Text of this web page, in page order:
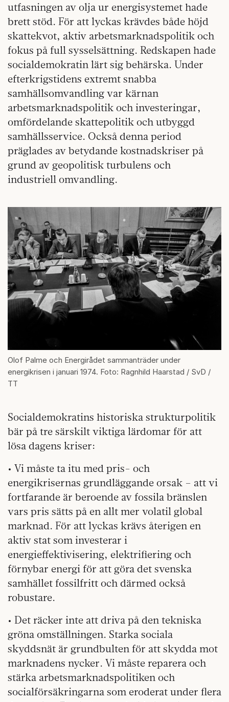
utfasningen av olja ur energisystemet hade
brett stöd. För att lyckas krävdes både höjd
skattekvot, aktiv arbetsmarknadspolitik och
fokus på full sysselsättning. Redskapen hade
socialdemokratin lärt sig behärska. Under
efterkrigstidens extremt snabba
samhällsomvandling var kärnan
arbetsmarknadspolitik och investeringar,
omfördelande skattepolitik och utbyggd
samhällsservice. Också denna period
präglades av betydande kostnadskriser på
grund av geopolitisk turbulens och
industriell omvandling.
Olof Palme och Energirådet sammanträder under
energikrisen i januari 1974. Foto: Ragnhild Haarstad / SvD /
TT
Socialdemokratins historiska strukturpolitik
bär på tre särskilt viktiga lärdomar för att
lösa dagens kriser:
• Vi måste ta itu med pris- och
energikrisernas grundläggande orsak – att vi
fortfarande är beroende av fossila bränslen
vars pris sätts på en allt mer volatil global
marknad. För att lyckas krävs återigen en
aktiv stat som investerar i
energieffektivisering, elektrifiering och
förnybar energi för att göra det svenska
samhället fossilfritt och därmed också
robustare.
• Det räcker inte att driva på den tekniska
gröna omställningen. Starka sociala
skyddsnät är grundbulten för att skydda mot
marknadens nycker. Vi måste reparera och
stärka arbetsmarknadspolitiken och
socialförsäkringarna som eroderat under flera